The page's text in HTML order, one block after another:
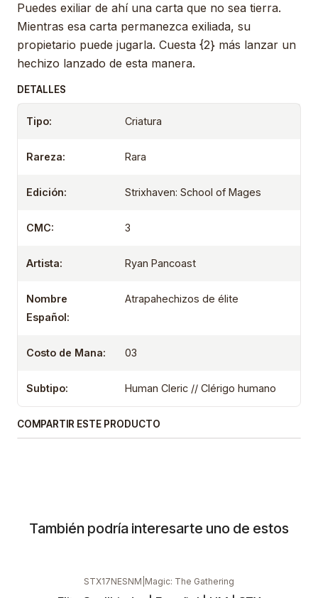
Puedes exiliar de ahí una carta que no sea tierra.
Mientras esa carta permanezca exiliada, su
propietario puede jugarla. Cuesta {2} más lanzar un
hechizo lanzado de esta manera.
DETALLES
Tipo: Criatura
Rareza: Rara
Edición: Strixhaven: School of Mages
CMC: 3
Artista: Ryan Pancoast
Nombre
Español:
Atrapahechizos de élite
Costo de Mana: 03
Subtipo: Human Cleric // Clérigo humano
COMPARTIR ESTE PRODUCTO
También podría interesarte uno de estos
STX17NESNM Magic: The Gathering